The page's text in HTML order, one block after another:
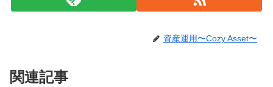
資産運用〜Cozy Asset〜
関連記事